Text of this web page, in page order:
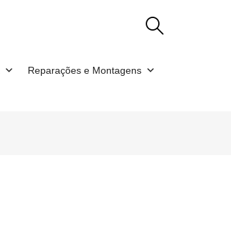
Reparações e Montagens